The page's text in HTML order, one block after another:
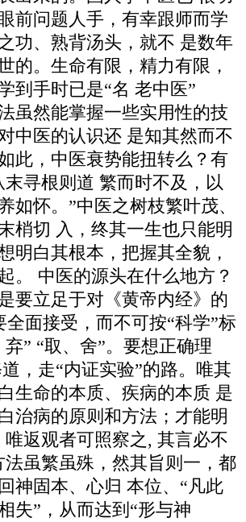
前问题人手，有幸跟师而学
功、熟背汤头，就不 是数年
的。生命有限，精力有限，
到手时已是“名 老中医”
然能掌握一些实用性的技
中医的认识还 是知其然而不
此，中医衰势能扭转么？有
末寻根则道 繁而时不及，以
如怀。”中医之树枝繁叶茂、
梢切 入，终其一生也只能明
明白其根本，把握其全貌，
。 中医的源头在什么地方？
要立足于对《黄帝内经》的
全面接受，而不可按“科学”标
” “取、舍”。要想正确理
，走“内证实验”的路。唯其
生命的本质、疾病的本质 是
治病的原则和方法；才能明
唯返观者可照察之, 其言必不
法虽繁虽殊，然其旨则一，都
神固本、心归 本位、“凡此
失”，从而达到“形与神